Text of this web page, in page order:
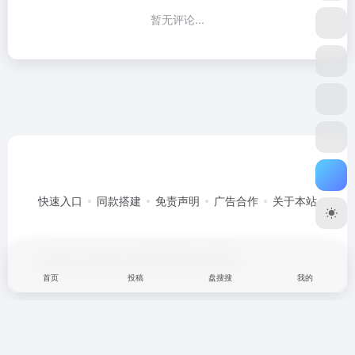
暂无评论...
快速入口 同款搭建 免责声明 广告合作 关于本站
首页 投稿 盘搜搜 我的